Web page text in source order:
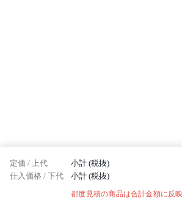
定価 / 上代 小計 (税抜)
仕入価格 / 下代 小計 (税抜)
都度見積の商品は合計金額に反